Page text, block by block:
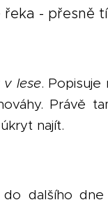
- přesně
v lese. Popisuje
Právě
najít.
dalšího